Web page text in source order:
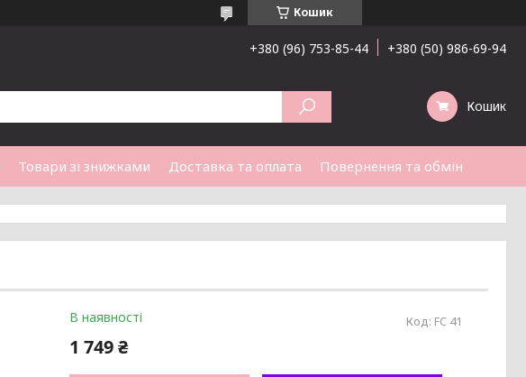
Кошик
+380 (96) 753-85-44 +380 (50) 986-69-94
Кошик
Товари зі знижками Доставка та оплата Повернення та обмін
В наявності Код: FC 41
1 749 ₴